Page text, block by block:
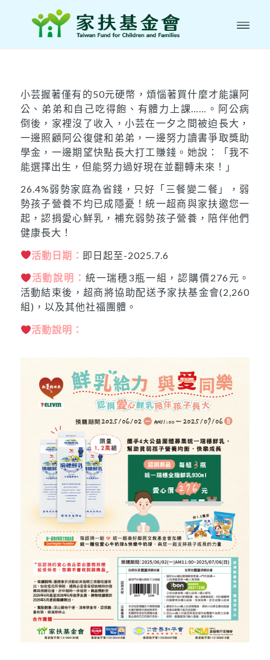
小芸握著僅有的50元硬幣，煩惱著買什麼才能讓阿
公、弟弟和自己吃得飽、有體力上課……。阿公病
倒後，家裡沒了收入，小芸在一夕之間被迫長大，
一邊照顧阿公復健和弟弟，一邊努力讀書爭取獎助
學金，一邊期望快點長大打工賺錢。她說：「我不
能選擇出生，但能努力過好現在並翻轉未來！」
26.4%弱勢家庭為省錢，只好「三餐變二餐」，弱
勢孩子營養不均已成隱憂！統一超商與家扶邀您一
起，認捐愛心鮮乳，補充弱勢孩子營養，陪伴他們
健康長大！
活動日期： 即日起至-2025.7.6
活動說明： 統一瑞穗3瓶一組，認購價276元。
活動結束後，超商將協助配送予家扶基金會(2,260
組)，以及其他社福團體。
活動說明：